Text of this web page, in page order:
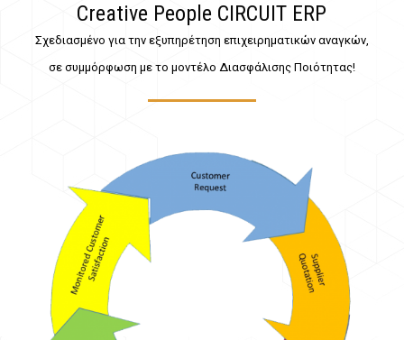
Creative People CIRCUIT ERP
Σχεδιασμένο για την εξυπηρέτηση επιχειρηματικών αναγκών,
σε συμμόρφωση με το μοντέλο Διασφάλισης Ποιότητας!